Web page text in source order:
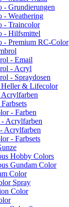
- Grundierungen
- Weathering
- Traincolor
- Hilfsmittel
- Premium RC-Color
- Email
- Acryl
- Spraydosen
& Lifecolor
- Farben
Acrylfarben
Acrylfarben
- Farbsets
Hobby Colors
Gundam Color
Color
Spray
Color